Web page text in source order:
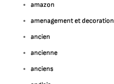
amazon
amenagement et decoration
ancien
ancienne
anciens